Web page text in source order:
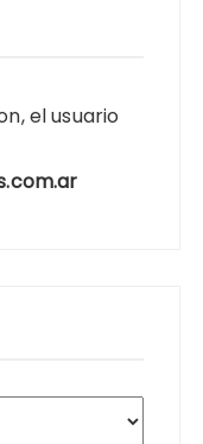
el usuario